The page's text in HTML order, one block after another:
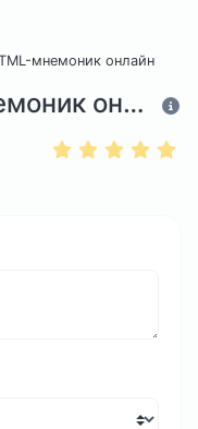
мнемоник онлайн
Конвертер HTML-мнемоник онлайн